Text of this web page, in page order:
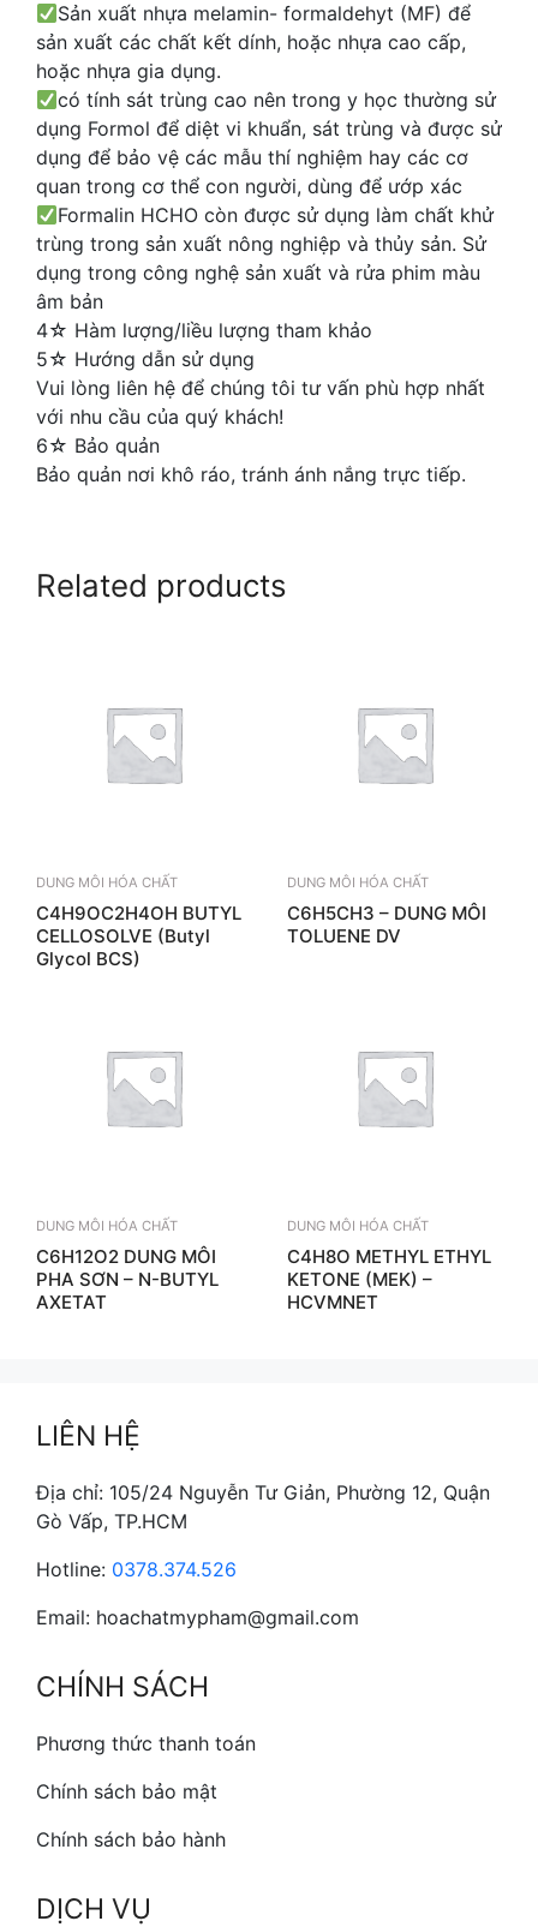
Sản xuất nhựa melamin- formaldehyt (MF) để
sản xuất các chất kết dính, hoặc nhựa cao cấp,
hoặc nhựa gia dụng.
có tính sát trùng cao nên trong y học thường sử
dụng Formol để diệt vi khuẩn, sát trùng và được sử
dụng để bảo vệ các mẫu thí nghiệm hay các cơ
quan trong cơ thể con người, dùng để ướp xác
Formalin HCHO còn được sử dụng làm chất khử
trùng trong sản xuất nông nghiệp và thủy sản. Sử
dụng trong công nghệ sản xuất và rửa phim màu
âm bản
4☆ Hàm lượng/liều lượng tham khảo
5☆ Hướng dẫn sử dụng
Vui lòng liên hệ để chúng tôi tư vấn phù hợp nhất
với nhu cầu của quý khách!
6☆ Bảo quản
Bảo quản nơi khô ráo, tránh ánh nắng trực tiếp.
Related products
DUNG MÔI HÓA CHẤT
C4H9OC2H4OH BUTYL
CELLOSOLVE (Butyl
Glycol BCS)
DUNG MÔI HÓA CHẤT
C6H5CH3 – DUNG MÔI
TOLUENE DV
DUNG MÔI HÓA CHẤT
C6H12O2 DUNG MÔI
PHA SƠN – N-BUTYL
AXETAT
DUNG MÔI HÓA CHẤT
C4H8O METHYL ETHYL
KETONE (MEK) –
HCVMNET
LIÊN HỆ
Địa chỉ: 105/24 Nguyễn Tư Giản, Phường 12, Quận
Gò Vấp, TP.HCM
Hotline: 0378.374.526
Email: hoachatmypham@gmail.com
CHÍNH SÁCH
Phương thức thanh toán
Chính sách bảo mật
Chính sách bảo hành
DỊCH VỤ